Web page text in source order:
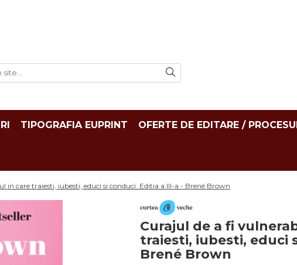
TIPOGRAFIA EUPRINT OFERTE DE EDITARE /
in care traiesti, iubesti, educi si conduci. Editia a III-a - Brené Brown
Curajul de a fi
traiesti, iubesti, educi
Brené Brown